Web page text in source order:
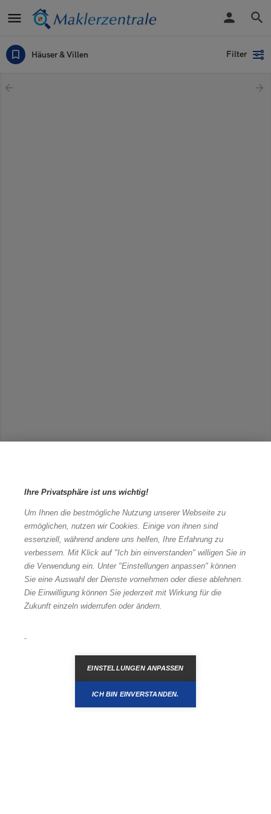
Häuser & Villen Filter
Kartenansicht
Ihre Privatsphäre ist uns wichtig!
Um Ihnen die bestmögliche Nutzung unserer Webseite zu
ermöglichen, nutzen wir Cookies. Einige von ihnen sind
essenziell, während andere uns helfen, Ihre Erfahrung zu
verbessern. Mit Klick auf "Ich bin einverstanden" willigen Sie in
die Verwendung ein. Unter "Einstellungen anpassen" können
Sie eine Auswahl der Dienste vornehmen oder diese ablehnen.
Die Einwilligung können Sie jederzeit mit Wirkung für die
Zukunft einzeln widerrufen oder ändern.
EINSTELLUNGEN ANPASSEN
ICH BIN EINVERSTANDEN.